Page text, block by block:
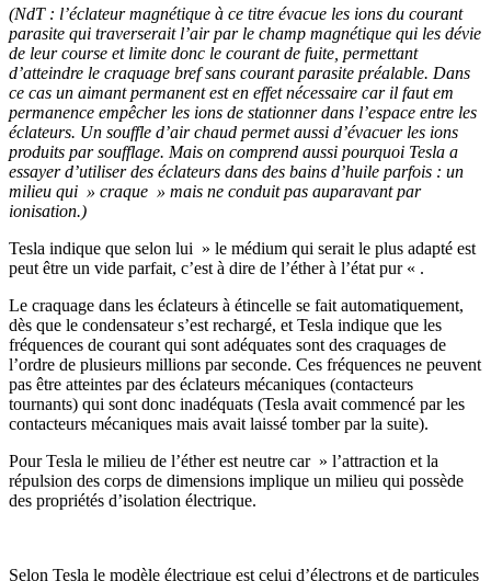
(NdT : l’éclateur magnétique à ce titre évacue les ions du courant
parasite qui traverserait l’air par le champ magnétique qui les dévie
de leur course et limite donc le courant de fuite, permettant
d’atteindre le craquage bref sans courant parasite préalable. Dans
ce cas un aimant permanent est en effet nécessaire car il faut em
permanence empêcher les ions de stationner dans l’espace entre les
éclateurs. Un souffle d’air chaud permet aussi d’évacuer les ions
produits par soufflage. Mais on comprend aussi pourquoi Tesla a
essayer d’utiliser des éclateurs dans des bains d’huile parfois : un
milieu qui » craque » mais ne conduit pas auparavant par
ionisation.)
Tesla indique que selon lui » le médium qui serait le plus adapté est
peut être un vide parfait, c’est à dire de l’éther à l’état pur « .
Le craquage dans les éclateurs à étincelle se fait automatiquement,
dès que le condensateur s’est rechargé, et Tesla indique que les
fréquences de courant qui sont adéquates sont des craquages de
l’ordre de plusieurs millions par seconde. Ces fréquences ne peuvent
pas être atteintes par des éclateurs mécaniques (contacteurs
tournants) qui sont donc inadéquats (Tesla avait commencé par les
contacteurs mécaniques mais avait laissé tomber par la suite).
Pour Tesla le milieu de l’éther est neutre car » l’attraction et la
répulsion des corps de dimensions implique un milieu qui possède
des propriétés d’isolation électrique.
Selon Tesla le modèle électrique est celui d’électrons et de particules